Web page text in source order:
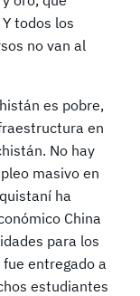
todos los
no van al
es pobre,
en
No hay
masivo en
ha
China
para los
entregado a
estudiantes